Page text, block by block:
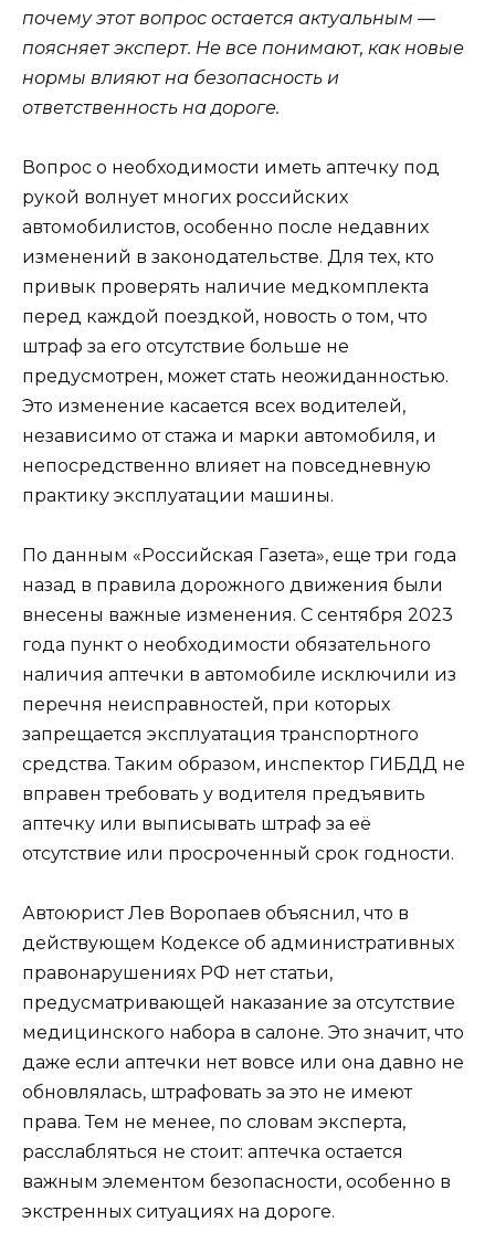
почему этот вопрос остается актуальным —
поясняет эксперт. Не все понимают, как новые
нормы влияют на безопасность и
ответственность на дороге.
Вопрос о необходимости иметь аптечку под
рукой волнует многих российских
автомобилистов, особенно после недавних
изменений в законодательстве. Для тех, кто
привык проверять наличие медкомплекта
перед каждой поездкой, новость о том, что
штраф за его отсутствие больше не
предусмотрен, может стать неожиданностью.
Это изменение касается всех водителей,
независимо от стажа и марки автомобиля, и
непосредственно влияет на повседневную
практику эксплуатации машины.
По данным «Российская Газета», еще три года
назад в правила дорожного движения были
внесены важные изменения. С сентября 2023
года пункт о необходимости обязательного
наличия аптечки в автомобиле исключили из
перечня неисправностей, при которых
запрещается эксплуатация транспортного
средства. Таким образом, инспектор ГИБДД не
вправен требовать у водителя предъявить
аптечку или выписывать штраф за её
отсутствие или просроченный срок годности.
Автоюрист Лев Воропаев объяснил, что в
действующем Кодексе об административных
правонарушениях РФ нет статьи,
предусматривающей наказание за отсутствие
медицинского набора в салоне. Это значит, что
даже если аптечки нет вовсе или она давно не
обновлялась, штрафовать за это не имеют
права. Тем не менее, по словам эксперта,
расслабляться не стоит: аптечка остается
важным элементом безопасности, особенно в
экстренных ситуациях на дороге.